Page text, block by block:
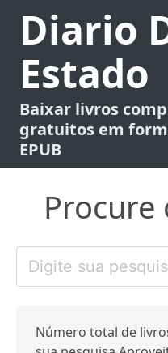
Diario
Estado
Baixar livros
gratuitos em
EPUB
Procure
Número total de